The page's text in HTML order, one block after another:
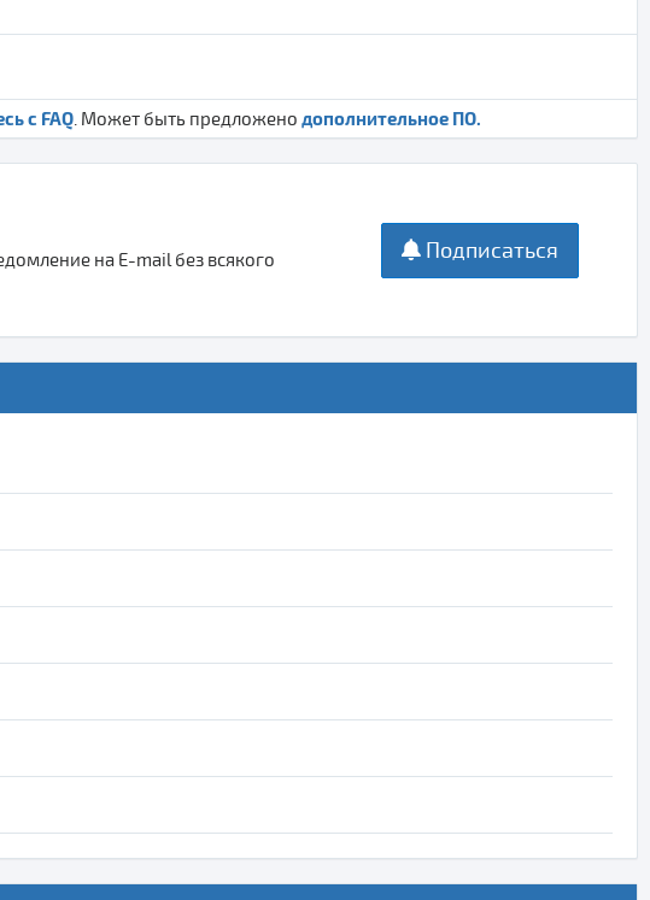
с FAQ. Может быть предложено дополнительное ПО.
на E-mail без всякого
Подписаться